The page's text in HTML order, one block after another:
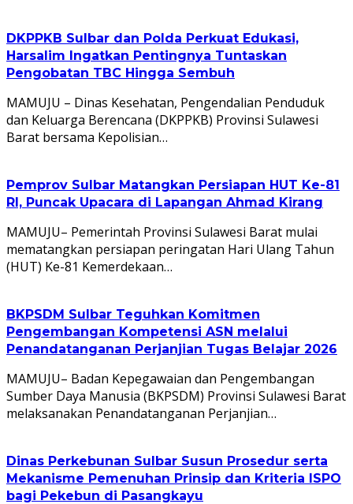
DKPPKB Sulbar dan Polda Perkuat Edukasi,
Harsalim Ingatkan Pentingnya Tuntaskan
Pengobatan TBC Hingga Sembuh
MAMUJU – Dinas Kesehatan, Pengendalian Penduduk
dan Keluarga Berencana (DKPPKB) Provinsi Sulawesi
Barat bersama Kepolisian…
Pemprov Sulbar Matangkan Persiapan HUT Ke-81
RI, Puncak Upacara di Lapangan Ahmad Kirang
MAMUJU– Pemerintah Provinsi Sulawesi Barat mulai
mematangkan persiapan peringatan Hari Ulang Tahun
(HUT) Ke-81 Kemerdekaan…
BKPSDM Sulbar Teguhkan Komitmen
Pengembangan Kompetensi ASN melalui
Penandatanganan Perjanjian Tugas Belajar 2026
MAMUJU– Badan Kepegawaian dan Pengembangan
Sumber Daya Manusia (BKPSDM) Provinsi Sulawesi Barat
melaksanakan Penandatanganan Perjanjian…
Dinas Perkebunan Sulbar Susun Prosedur serta
Mekanisme Pemenuhan Prinsip dan Kriteria ISPO
bagi Pekebun di Pasangkayu